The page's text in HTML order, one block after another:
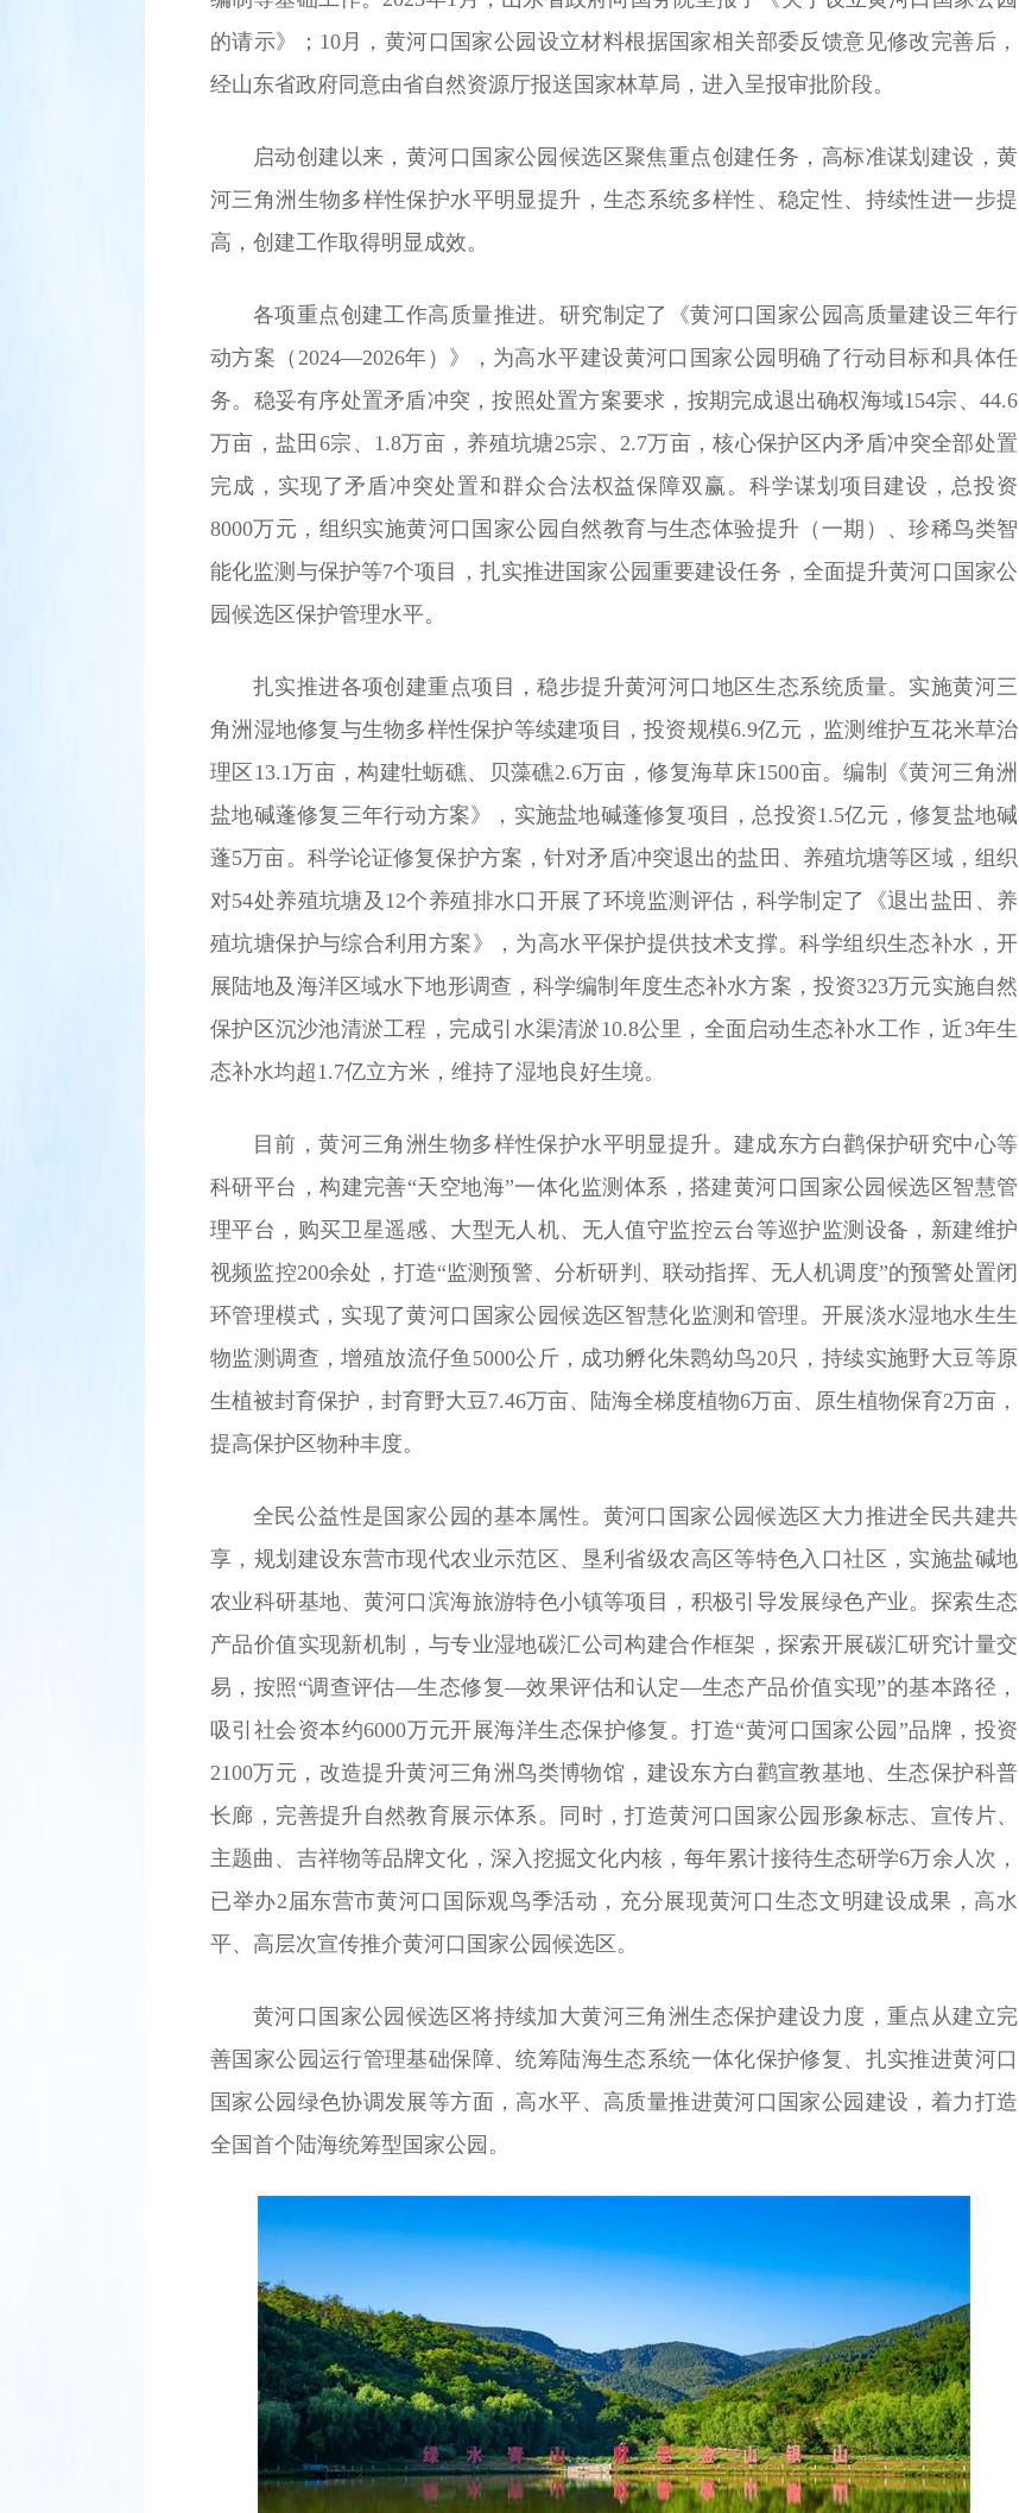
的请示》；10月，黄河口国家公园设立材料根据国家相关部委反馈意见修改完善后，
经山东省政府同意由省自然资源厅报送国家林草局，进入呈报审批阶段。
启动创建以来，黄河口国家公园候选区聚焦重点创建任务，高标准谋划建设，黄
河三角洲生物多样性保护水平明显提升，生态系统多样性、稳定性、持续性进一步提
高，创建工作取得明显成效。
各项重点创建工作高质量推进。研究制定了《黄河口国家公园高质量建设三年行
动方案（2024—2026年）》，为高水平建设黄河口国家公园明确了行动目标和具体任
务。稳妥有序处置矛盾冲突，按照处置方案要求，按期完成退出确权海域154宗、44.6
万亩，盐田6宗、1.8万亩，养殖坑塘25宗、2.7万亩，核心保护区内矛盾冲突全部处置
完成，实现了矛盾冲突处置和群众合法权益保障双赢。科学谋划项目建设，总投资
8000万元，组织实施黄河口国家公园自然教育与生态体验提升（一期）、珍稀鸟类智
能化监测与保护等7个项目，扎实推进国家公园重要建设任务，全面提升黄河口国家公
园候选区保护管理水平。
扎实推进各项创建重点项目，稳步提升黄河河口地区生态系统质量。实施黄河三
角洲湿地修复与生物多样性保护等续建项目，投资规模6.9亿元，监测维护互花米草治
理区13.1万亩，构建牡蛎礁、贝藻礁2.6万亩，修复海草床1500亩。编制《黄河三角洲
盐地碱蓬修复三年行动方案》，实施盐地碱蓬修复项目，总投资1.5亿元，修复盐地碱
蓬5万亩。科学论证修复保护方案，针对矛盾冲突退出的盐田、养殖坑塘等区域，组织
对54处养殖坑塘及12个养殖排水口开展了环境监测评估，科学制定了《退出盐田、养
殖坑塘保护与综合利用方案》，为高水平保护提供技术支撑。科学组织生态补水，开
展陆地及海洋区域水下地形调查，科学编制年度生态补水方案，投资323万元实施自然
保护区沉沙池清淤工程，完成引水渠清淤10.8公里，全面启动生态补水工作，近3年生
态补水均超1.7亿立方米，维持了湿地良好生境。
目前，黄河三角洲生物多样性保护水平明显提升。建成东方白鹳保护研究中心等
科研平台，构建完善“天空地海”一体化监测体系，搭建黄河口国家公园候选区智慧管
理平台，购买卫星遥感、大型无人机、无人值守监控云台等巡护监测设备，新建维护
视频监控200余处，打造“监测预警、分析研判、联动指挥、无人机调度”的预警处置闭
环管理模式，实现了黄河口国家公园候选区智慧化监测和管理。开展淡水湿地水生生
物监测调查，增殖放流仔鱼5000公斤，成功孵化朱鹮幼鸟20只，持续实施野大豆等原
生植被封育保护，封育野大豆7.46万亩、陆海全梯度植物6万亩、原生植物保育2万亩，
提高保护区物种丰度。
全民公益性是国家公园的基本属性。黄河口国家公园候选区大力推进全民共建共
享，规划建设东营市现代农业示范区、垦利省级农高区等特色入口社区，实施盐碱地
农业科研基地、黄河口滨海旅游特色小镇等项目，积极引导发展绿色产业。探索生态
产品价值实现新机制，与专业湿地碳汇公司构建合作框架，探索开展碳汇研究计量交
易，按照“调查评估—生态修复—效果评估和认定—生态产品价值实现”的基本路径，
吸引社会资本约6000万元开展海洋生态保护修复。打造“黄河口国家公园”品牌，投资
2100万元，改造提升黄河三角洲鸟类博物馆，建设东方白鹳宣教基地、生态保护科普
长廊，完善提升自然教育展示体系。同时，打造黄河口国家公园形象标志、宣传片、
主题曲、吉祥物等品牌文化，深入挖掘文化内核，每年累计接待生态研学6万余人次，
已举办2届东营市黄河口国际观鸟季活动，充分展现黄河口生态文明建设成果，高水
平、高层次宣传推介黄河口国家公园候选区。
黄河口国家公园候选区将持续加大黄河三角洲生态保护建设力度，重点从建立完
善国家公园运行管理基础保障、统筹陆海生态系统一体化保护修复、扎实推进黄河口
国家公园绿色协调发展等方面，高水平、高质量推进黄河口国家公园建设，着力打造
全国首个陆海统筹型国家公园。